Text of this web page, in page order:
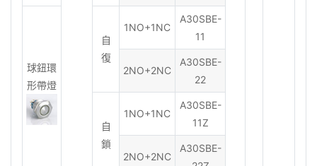
球鈕環
形帶燈
自
復
1NO+1NC
A30SBE-
11
2NO+2NC
A30SBE-
22
自
鎖
1NO+1NC
A30SBE-
11Z
2NO+2NC
A30SBE-